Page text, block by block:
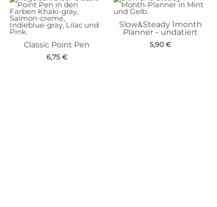
Classic Point Pen
6,75 €
Slow&Steady 1month
Planner – undatiert
5,90 €